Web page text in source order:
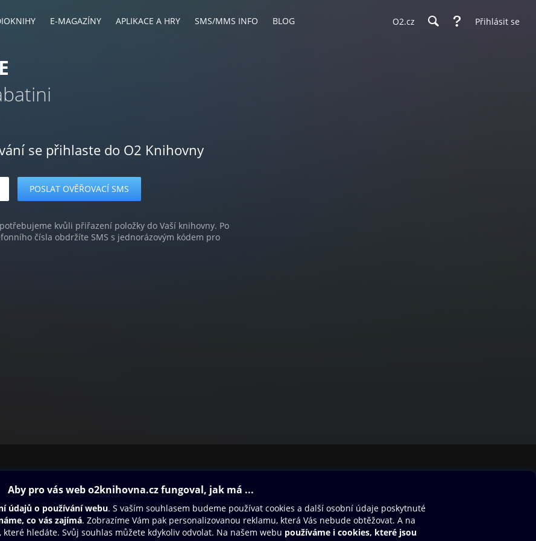
E-MAGAZÍNY APLIKACE A HRY SMS/MMS INFO BLOG O2.cz Přihlásit se
se přihlaste do O2 Knihovny
kvůli přiřazení položky do Vaší knihovny. Po
čísla obdržíte SMS s jednorázovým kódem pro
Oneplay Originály
Sport